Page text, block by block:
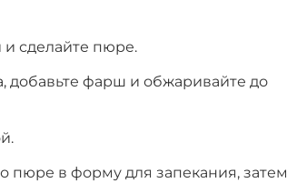
и сделайте пюре.
добавьте фарш и обжаривайте до
пюре в форму для запекания, затем